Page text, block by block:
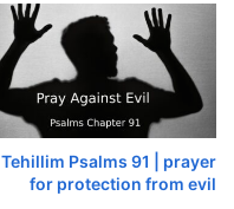
Tehillim Psalms 91 | prayer
for protection from evil